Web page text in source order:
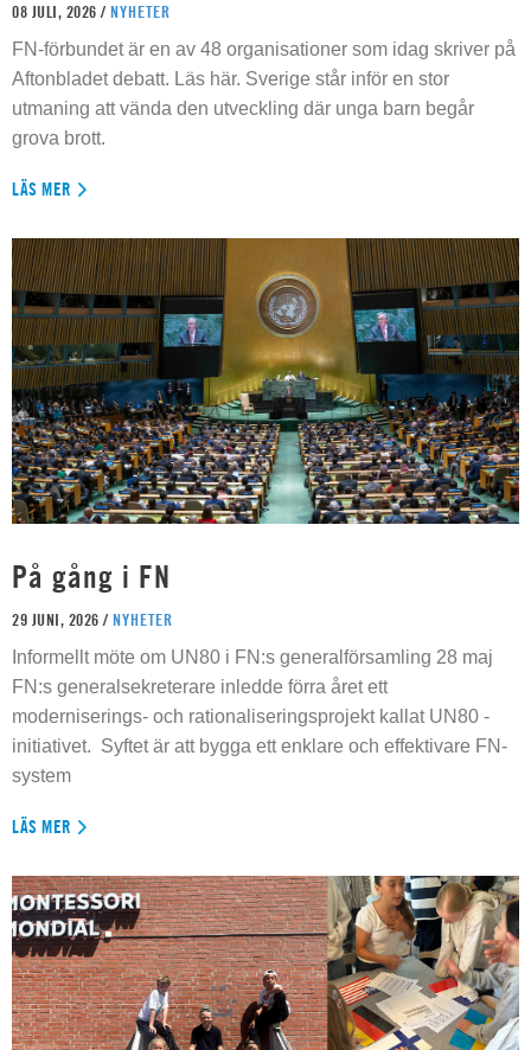
08 JULI, 2026 / NYHETER
FN-förbundet är en av 48 organisationer som idag skriver på
Aftonbladet debatt. Läs här. Sverige står inför en stor
utmaning att vända den utveckling där unga barn begår
grova brott.
LÄS MER
På gång i FN
29 JUNI, 2026 / NYHETER
Informellt möte om UN80 i FN:s generalförsamling 28 maj
FN:s generalsekreterare inledde förra året ett
moderniserings- och rationaliseringsprojekt kallat UN80 -
initiativet. Syftet är att bygga ett enklare och effektivare FN-
system
LÄS MER